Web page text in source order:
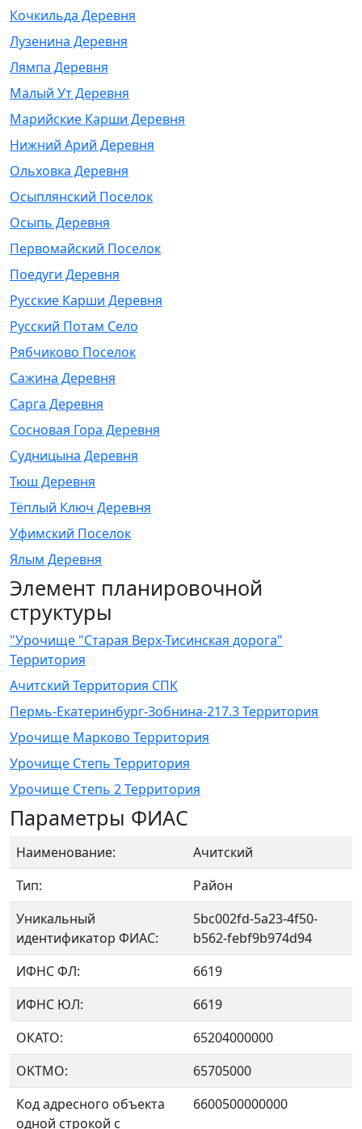
Кочкильда Деревня
Лузенина Деревня
Лямпа Деревня
Малый Ут Деревня
Марийские Карши Деревня
Нижний Арий Деревня
Ольховка Деревня
Осыплянский Поселок
Осыпь Деревня
Первомайский Поселок
Поедуги Деревня
Русские Карши Деревня
Русский Потам Село
Рябчиково Поселок
Сажина Деревня
Сарга Деревня
Сосновая Гора Деревня
Судницына Деревня
Тюш Деревня
Тёплый Ключ Деревня
Уфимский Поселок
Ялым Деревня
Элемент планировочной
структуры
"Урочище "Старая Верх-Тисинская дорога"
Территория
Ачитский Территория СПК
Пермь-Екатеринбург-Зобнина-217.3 Территория
Урочище Марково Территория
Урочище Степь Территория
Урочище Степь 2 Территория
Параметры ФИАС
Наименование:
Ачитский
Тип:
Район
Уникальный
идентификатор ФИАС:
5bc002fd-5a23-4f50-
b562-febf9b974d94
ИФНС ФЛ:
6619
ИФНС ЮЛ:
6619
ОКАТО:
65204000000
OKTMO:
65705000
Код адресного объекта
одной строкой с
6600500000000